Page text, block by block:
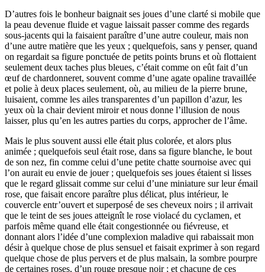
D’autres fois le bonheur baignait ses joues d’une clarté si mobile que
la peau devenue fluide et vague laissait passer comme des regards
sous-jacents qui la faisaient paraître d’une autre couleur, mais non
d’une autre matière que les yeux ; quelquefois, sans y penser, quand
on regardait sa figure ponctuée de petits points bruns et où flottaient
seulement deux taches plus bleues, c’était comme on eût fait d’un
œuf de chardonneret, souvent comme d’une agate opaline travaillée
et polie à deux places seulement, où, au milieu de la pierre brune,
luisaient, comme les ailes transparentes d’un papillon d’azur, les
yeux où la chair devient miroir et nous donne l’illusion de nous
laisser, plus qu’en les autres parties du corps, approcher de l’âme.
Mais le plus souvent aussi elle était plus colorée, et alors plus
animée ; quelquefois seul était rose, dans sa figure blanche, le bout
de son nez, fin comme celui d’une petite chatte sournoise avec qui
l’on aurait eu envie de jouer ; quelquefois ses joues étaient si lisses
que le regard glissait comme sur celui d’une miniature sur leur émail
rose, que faisait encore paraître plus délicat, plus intérieur, le
couvercle entr’ouvert et superposé de ses cheveux noirs ; il arrivait
que le teint de ses joues atteignît le rose violacé du cyclamen, et
parfois même quand elle était congestionnée ou fiévreuse, et
donnant alors l’idée d’une complexion maladive qui rabaissait mon
désir à quelque chose de plus sensuel et faisait exprimer à son regard
quelque chose de plus pervers et de plus malsain, la sombre pourpre
de certaines roses, d’un rouge presque noir ; et chacune de ces